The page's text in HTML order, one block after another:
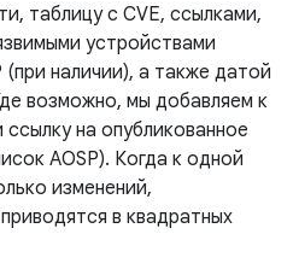
таблицу с CVE, ссылками,
устройствами
наличии), а также датой
возможно, мы добавляем к
на опубликованное
AOSP). Когда к одной
изменений,
в квадратных